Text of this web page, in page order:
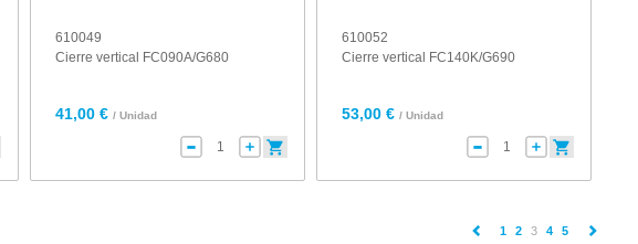
610049
Cierre vertical FC090A/G680
41,00 € / Unidad
610052
Cierre vertical FC140K/G690
53,00 € / Unidad
1 2 3(current)
4 5